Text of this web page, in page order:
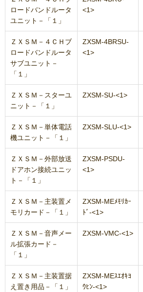
ロードバンドルータ
ユニット－「１」
<1>
ＺＸＳＭ－４ＣＨブ
ロードバンドルータ
サブユニット－
「１」
ZXSM-4BRSU-
<1>
ＺＸＳＭ－スターユ
ニット－「１」
ZXSM-SU-<1>
ＺＸＳＭ－単体電話
機ユニット－「１」
ZXSM-SLU-<1>
ＺＸＳＭ－外部放送
ドアホン接続ユニッ
ト－「１」
ZXSM-PSDU-
<1>
ＺＸＳＭ－主装置メ
モリカード－「１」
ZXSM-MEﾒﾓﾘｶｰ
ﾄﾞ-<1>
ＺＸＳＭ－音声メー
ル拡張カード－
「１」
ZXSM-VMC-<1>
ＺＸＳＭ－主装置据
え置き用品－「１」
ZXSM-MEｽｴｵｷﾖ
ｳﾋﾝ-<1>